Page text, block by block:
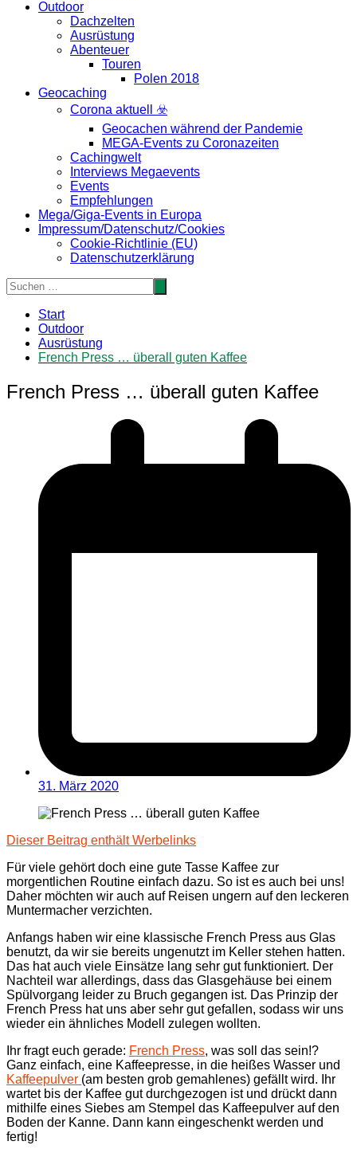
Outdoor
Dachzelten
Ausrüstung
Abenteuer
Touren
Polen 2018
Geocaching
Corona aktuell ☣️
Geocachen während der Pandemie
MEGA-Events zu Coronazeiten
Cachingwelt
Interviews Megaevents
Events
Empfehlungen
Mega/Giga-Events in Europa
Impressum/Datenschutz/Cookies
Cookie-Richtlinie (EU)
Datenschutzerklärung
Start
Outdoor
Ausrüstung
French Press … überall guten Kaffee
French Press … überall guten Kaffee
31. März 2020
Dieser Beitrag enthält Werbelinks
Für viele gehört doch eine gute Tasse Kaffee zur
morgentlichen Routine einfach dazu. So ist es auch bei uns!
Daher möchten wir auch auf Reisen ungern auf den leckeren
Muntermacher verzichten.
Anfangs haben wir eine klassische French Press aus Glas
benutzt, da wir sie bereits ungenutzt im Keller stehen hatten.
Das hat auch viele Einsätze lang sehr gut funktioniert. Der
Nachteil war allerdings, dass das Glasgehäuse bei einem
Spülvorgang leider zu Bruch gegangen ist. Das Prinzip der
French Press hat uns aber sehr gut gefallen, sodass wir uns
wieder ein ähnliches Modell zulegen wollten.
Ihr fragt euch gerade: French Press, was soll das sein!?
Ganz einfach, eine Kaffeepresse, in die heißes Wasser und
Kaffeepulver (am besten grob gemahlenes) gefällt wird. Ihr
wartet bis der Kaffee gut durchgezogen ist und drückt dann
mithilfe eines Siebes am Stempel das Kaffeepulver auf den
Boden der Kanne. Dann kann eingeschenkt werden und
fertig!